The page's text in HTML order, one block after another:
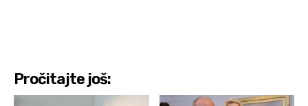
Pročitajte još: